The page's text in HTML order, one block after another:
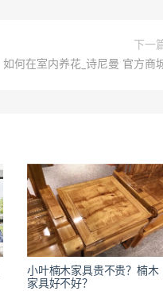
下一
如何在室内养花_诗尼曼 官方商
小叶楠木家具贵不贵？楠木
家具好不好？